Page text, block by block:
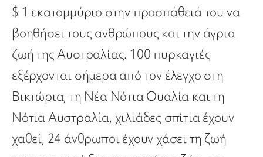
$ 1 εκατομμύριο στην προσπάθειά του να
βοηθήσει τους ανθρώπους και την άγρια ​​
ζωή της Αυστραλίας. 100 πυρκαγιές
εξέρχονται σήμερα από τον έλεγχο στη
Βικτώρια, τη Νέα Νότια Ουαλία και τη
Νότια Αυστραλία, χιλιάδες σπίτια έχουν
χαθεί, 24 άνθρωποι έχουν χάσει τη ζωή